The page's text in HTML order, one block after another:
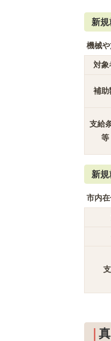
新
機械や
対象
補助
支給
等
新
市内